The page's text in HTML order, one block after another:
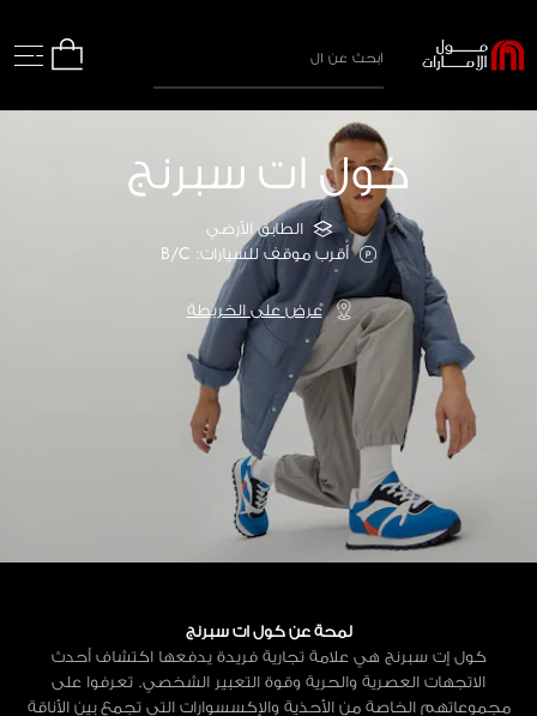
كول ات سبرنج
الطابق الأرضي
أقرب موقف للسيارات: B/C
عرض على الخريطة
لمحة عن كول ات سبرنج
كول إت سبرنج هي علامة تجارية فريدة يدفعها اكتشاف أحدث
الاتجهات العصرية والحرية وقوة التعبير الشخصي. تعرفوا على
مجموعاتهم الخاصة من الأحذية والإكسسوارات التي تجمع بين الأناقة